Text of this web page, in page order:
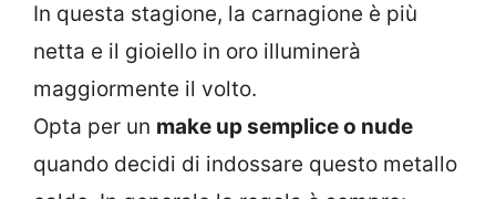
In questa stagione, la carnagione è più
netta e il gioiello in oro illuminerà
maggiormente il volto.
Opta per un make up semplice o nude
quando decidi di indossare questo metallo